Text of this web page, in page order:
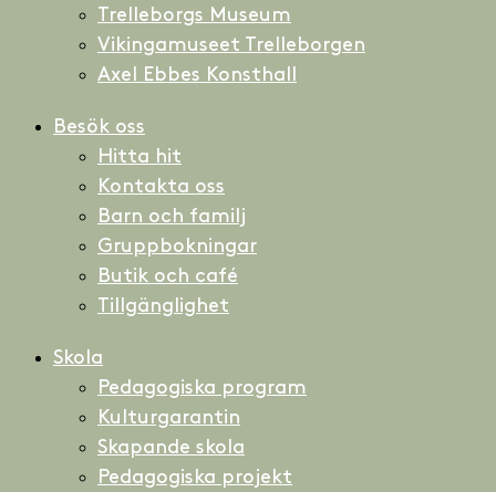
Trelleborgs Museum
Vikingamuseet Trelleborgen
Axel Ebbes Konsthall
Besök oss
Hitta hit
Kontakta oss
Barn och familj
Gruppbokningar
Butik och café
Tillgänglighet
Skola
Pedagogiska program
Kulturgarantin
Skapande skola
Pedagogiska projekt